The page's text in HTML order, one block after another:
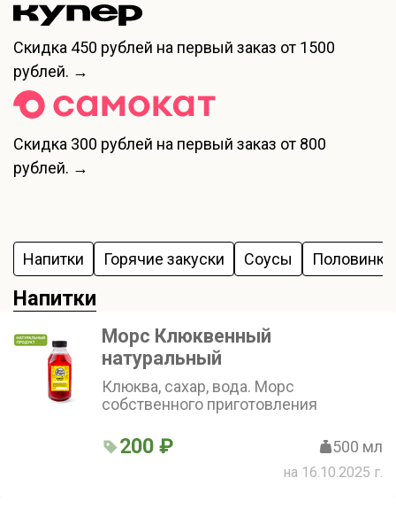
Скидка 450 рублей на первый заказ от 1500
рублей. →
Скидка 300 рублей на первый заказ от 800
рублей. →
Напитки Горячие закуски Соусы
Напитки
Морс Клюквенный
натуральный
Клюква, сахар, вода. Морс
собственного приготовления
200 ₽ 500 мл
на 16.10.2025 г.